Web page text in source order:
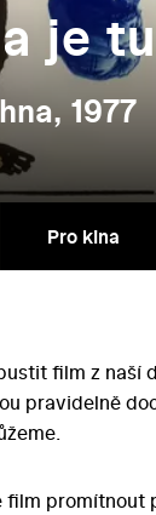
je
1977
Pro kina
film z naší
pravidelně
film promítnout